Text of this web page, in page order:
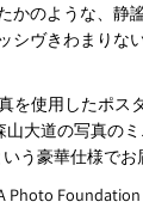
かのような、静
シヴきわまりな
を使用したポス
山大道の写真の
う豪華仕様でお
Photo